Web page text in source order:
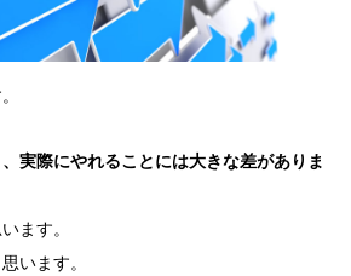
実際にやれることには大きな差がありま
ます。
います。